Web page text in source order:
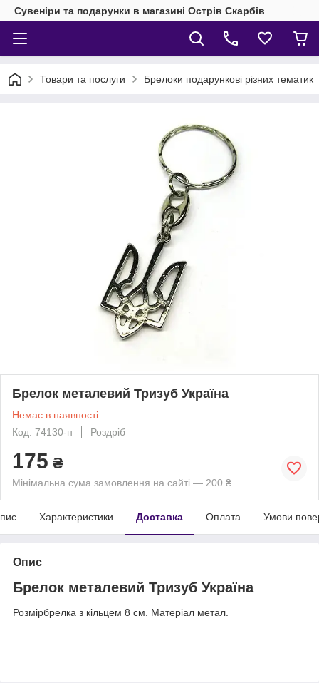
Сувеніри та подарунки в магазині Острів Скарбів
Товари та послуги Брелоки подарункові різних тематик
Брелок металевий Тризуб Україна
Немає в наявності
Код: 74130-н
Роздріб
175 ₴
Мінімальна сума замовлення на сайті — 200 ₴
Характеристики Доставка Оплата Умови
Опис
Брелок металевий Тризуб Україна
Розмірбрелка з кільцем 8 см. Матеріал метал.